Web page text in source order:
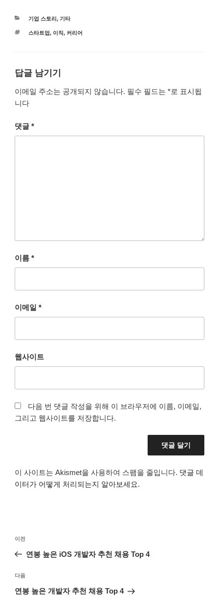
카
고
기업 스토리, 기타
태
스타트업, 이직, 커리어
답글 남기기
이메일 주소는 공개되지 않습니다. 필수 필드는 *로 표시됩
니다
댓글 *
이름 *
이메일 *
웹사이트
다음 번 댓글 작성을 위해 이 브라우저에 이름, 이메일,
그리고 웹사이트를 저장합니다.
이 사이트는 Akismet을 사용하여 스팸을 줄입니다. 댓글 데
이터가 어떻게 처리되는지 알아보세요.
색
이
전
이전
연봉 높은 iOS 개발자 추천 채용 Top 4
다
음
다음
연봉 높은 개발자 추천 채용 Top 4